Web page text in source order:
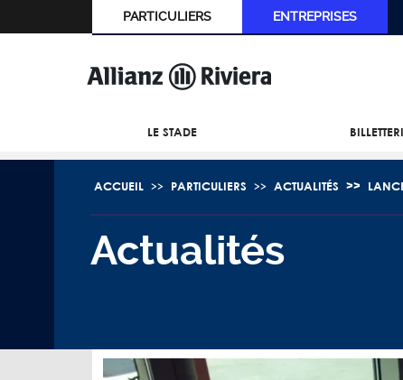
PARTICULIERS ENTREPRISES
LE STADE
ACCUEIL PARTICULIERS ACTUALITÉS
Actualités